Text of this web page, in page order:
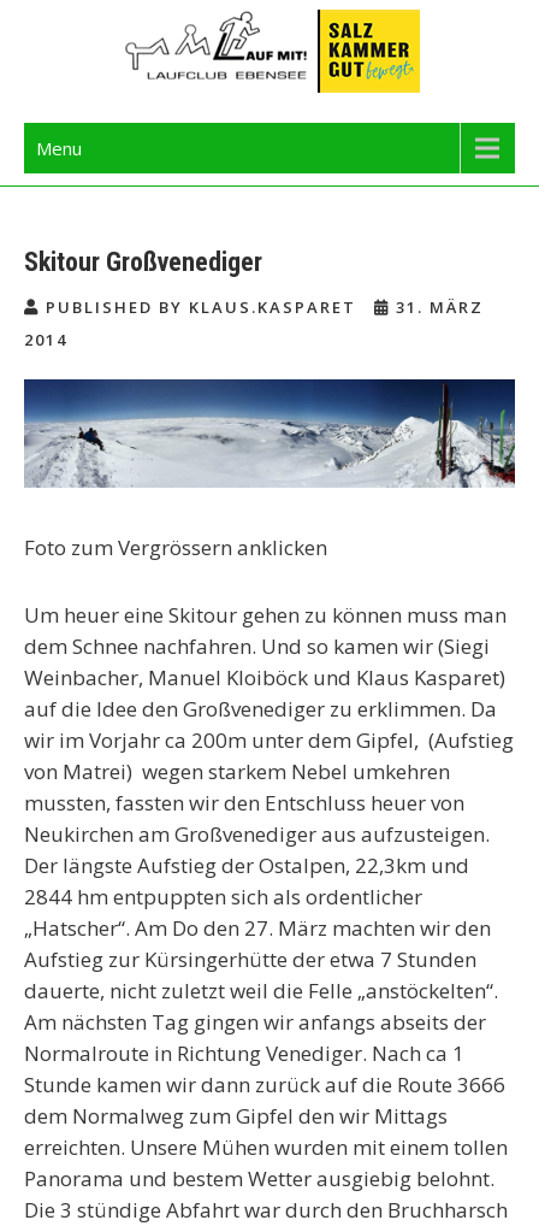
Langbathseelauf
Menu
Skitour Großvenediger
PUBLISHED BY KLAUS.KASPARET
31. MÄRZ
2014
Foto zum Vergrössern anklicken
Um heuer eine Skitour gehen zu können muss man
dem Schnee nachfahren. Und so kamen wir (Siegi
Weinbacher, Manuel Kloiböck und Klaus Kasparet)
auf die Idee den Großvenediger zu erklimmen. Da
wir im Vorjahr ca 200m unter dem Gipfel, (Aufstieg
von Matrei) wegen starkem Nebel umkehren
mussten, fassten wir den Entschluss heuer von
Neukirchen am Großvenediger aus aufzusteigen.
Der längste Aufstieg der Ostalpen, 22,3km und
2844 hm entpuppten sich als ordentlicher
„Hatscher“. Am Do den 27. März machten wir den
Aufstieg zur Kürsingerhütte der etwa 7 Stunden
dauerte, nicht zuletzt weil die Felle „anstöckelten“.
Am nächsten Tag gingen wir anfangs abseits der
Normalroute in Richtung Venediger. Nach ca 1
Stunde kamen wir dann zurück auf die Route 3666
dem Normalweg zum Gipfel den wir Mittags
erreichten. Unsere Mühen wurden mit einem tollen
Panorama und bestem Wetter ausgiebig belohnt.
Die 3 stündige Abfahrt war durch den Bruchharsch